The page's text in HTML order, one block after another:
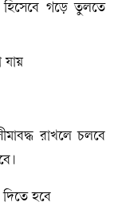
গড়ে তুলতে
যায়
রাখলে চলবে
দিতে হবে